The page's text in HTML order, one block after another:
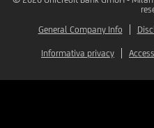
General Company Info
Informativa privacy